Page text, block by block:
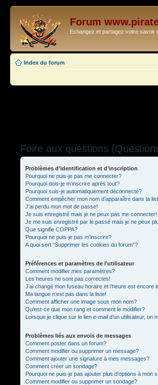
Forum
Echangez et partagez votre savoir
Index du forum
Foire aux questions
Problèmes d’identification et d’inscription
Pourquoi ne puis-je pas me connecter?
Pourquoi dois-je m’inscrire après tout?
Pourquoi suis-je automatiquement déconnecté?
Comment empêcher mon nom d’apparaître dans la
J’ai perdu mon mot de passe!
Je suis enregistré mais je ne peux pas me connecter!
Je me suis enregistré par le passé mais je ne peux
Que signifie COPPA?
Pourquoi ne puis-je pas m’inscrire?
A quoi sert “Supprimer les cookies du forum”?
Préférences et paramètres de l’utilisateur
Comment modifier mes paramètres?
Les heures ne sont pas correctes!
J’ai changé mon fuseau horaire et l’heure est encore
Ma langue n’est pas dans la liste!
Comment afficher une image sous mon nom?
Qu’est-ce que mon rang et comment le modifier?
Lorsque je clique sur le lien e-maild’un utilisateur, on
Problèmes liés aux envois de messages
Comment poster dans un forum?
Comment modifier ou supprimer un message?
Comment ajouter une signature à mes messages?
Comment créer un sondage?
Pourquoi ne puis-je pas ajouter plus d’options à mon
Comment modifier ou supprimer un sondage?